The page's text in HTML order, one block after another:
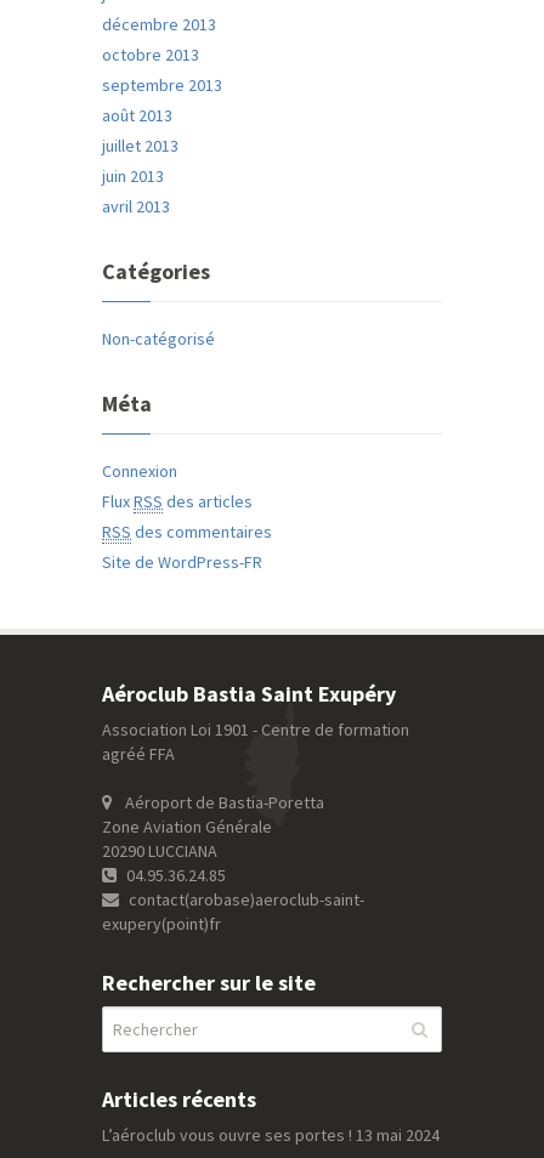
décembre 2013
octobre 2013
septembre 2013
août 2013
juillet 2013
juin 2013
avril 2013
Catégories
Non-catégorisé
Méta
Connexion
FluxRSS des articles
RSS des commentaires
Site de WordPress-FR
Aéroclub Bastia Saint Exupéry
Association Loi 1901 - Centre de formation
agréé FFA
Aéroport de Bastia-Poretta
Zone Aviation Générale
20290 LUCCIANA
04.95.36.24.85
contact(arobase)aeroclub-saint-
exupery(point)fr
Rechercher sur le site
Articles récents
L’aéroclub vous ouvre ses portes ! 13 mai 2024